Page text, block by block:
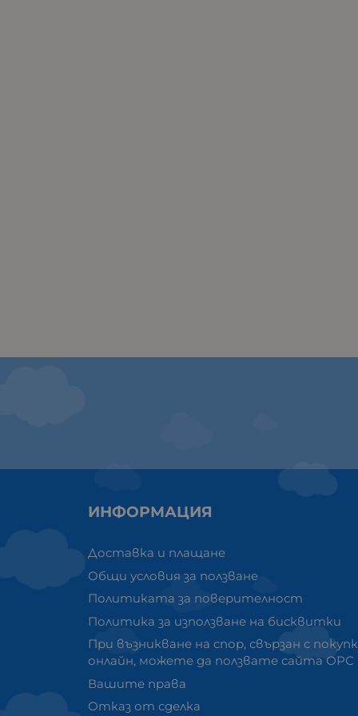
ИНФОРМАЦИЯ
Доставка и плащане
Общи условия за ползване
Политиката за поверителност
Политика за използване на бисквитки
При възникване на спор, свързан с
онлайн, можете да ползвате сайта ОРС
Вашите права
Отказ от сделка